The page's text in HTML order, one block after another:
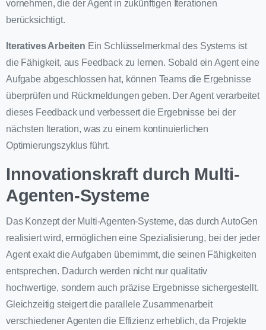
vornehmen, die der Agent in zukünftigen Iterationen
berücksichtigt.
Iteratives Arbeiten Ein Schlüsselmerkmal des Systems ist
die Fähigkeit, aus Feedback zu lernen. Sobald ein Agent eine
Aufgabe abgeschlossen hat, können Teams die Ergebnisse
überprüfen und Rückmeldungen geben. Der Agent verarbeitet
dieses Feedback und verbessert die Ergebnisse bei der
nächsten Iteration, was zu einem kontinuierlichen
Optimierungszyklus führt.
Innovationskraft durch Multi-
Agenten-Systeme
Das Konzept der Multi-Agenten-Systeme, das durch AutoGen
realisiert wird, ermöglichen eine Spezialisierung, bei der jeder
Agent exakt die Aufgaben übernimmt, die seinen Fähigkeiten
entsprechen. Dadurch werden nicht nur qualitativ
hochwertige, sondern auch präzise Ergebnisse sichergestellt.
Gleichzeitig steigert die parallele Zusammenarbeit
verschiedener Agenten die Effizienz erheblich, da Projekte